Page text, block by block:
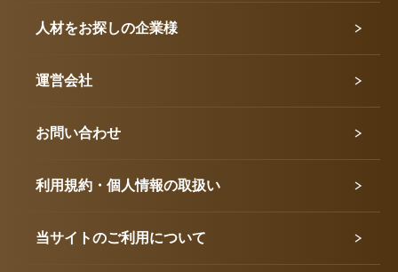
人材をお探しの企業様
運営会社
お問い合わせ
利用規約・個人情報の取扱い
当サイトのご利用について